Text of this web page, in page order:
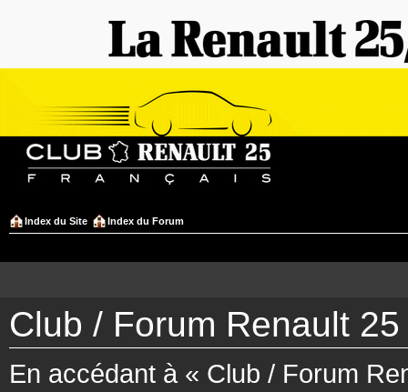
Index du Site Index du Forum
Club / Forum Renault
En accédant à « Club / Forum